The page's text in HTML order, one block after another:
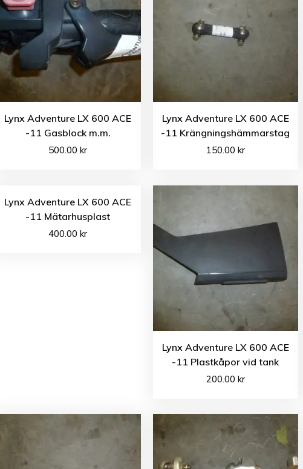
Lynx Adventure LX 600 ACE
-11 Gasblock m.m.
500.00kr
Lynx Adventure LX 600 ACE
-11 Krängningshämmarstag
150.00 kr
Lynx Adventure LX 600 ACE
-11 Mätarhusplast
400.00kr
Lynx Adventure LX 600 ACE
-11 Plastkåpor vid tank
200.00 kr